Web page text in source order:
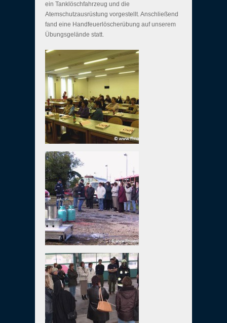
ein Tanklöschfahrzeug und die
Atemschutzausrüstung vorgestellt. Anschließend
fand eine Handfeuerlöscherübung auf unserem
Übungsgelände statt.